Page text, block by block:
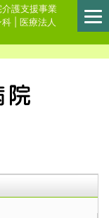
護支援事業
| 医療法人